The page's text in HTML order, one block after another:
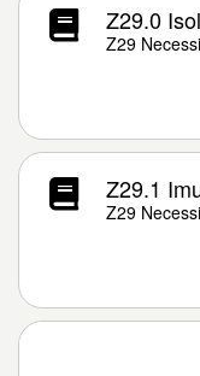
Z29.0
Z29
Z29.1
Z29